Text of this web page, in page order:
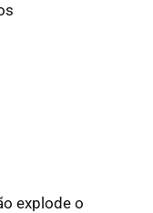
explode o